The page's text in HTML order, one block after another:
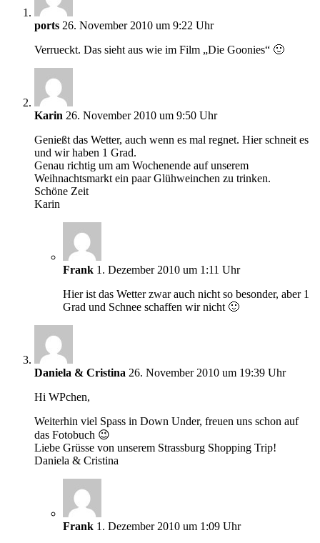
ports 26. November 2010 um 9:22 Uhr
Verrueckt. Das sieht aus wie im Film „Die Goonies“ 🙂
Karin 26. November 2010 um 9:50 Uhr
Genießt das Wetter, auch wenn es mal regnet. Hier schneit es
und wir haben 1 Grad.
Genau richtig um am Wochenende auf unserem
Weihnachtsmarkt ein paar Glühweinchen zu trinken.
Schöne Zeit
Karin
Frank 1. Dezember 2010 um 1:11 Uhr
Hier ist das Wetter zwar auch nicht so besonder, aber 1
Grad und Schnee schaffen wir nicht 🙂
Daniela & Cristina 26. November 2010 um 19:39 Uhr
Hi WPchen,
Weiterhin viel Spass in Down Under, freuen uns schon auf
das Fotobuch 😉
Liebe Grüsse von unserem Strassburg Shopping Trip!
Daniela & Cristina
Frank 1. Dezember 2010 um 1:09 Uhr